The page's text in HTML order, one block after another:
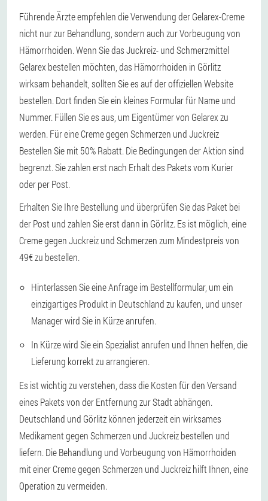
Führende Ärzte empfehlen die Verwendung der Gelarex-Creme
nicht nur zur Behandlung, sondern auch zur Vorbeugung von
Hämorrhoiden. Wenn Sie das Juckreiz- und Schmerzmittel
Gelarex bestellen möchten, das Hämorrhoiden in Görlitz
wirksam behandelt, sollten Sie es auf der offiziellen Website
bestellen. Dort finden Sie ein kleines Formular für Name und
Nummer. Füllen Sie es aus, um Eigentümer von Gelarex zu
werden. Für eine Creme gegen Schmerzen und Juckreiz
Bestellen Sie mit 50% Rabatt. Die Bedingungen der Aktion sind
begrenzt. Sie zahlen erst nach Erhalt des Pakets vom Kurier
oder per Post.
Erhalten Sie Ihre Bestellung und überprüfen Sie das Paket bei
der Post und zahlen Sie erst dann in Görlitz. Es ist möglich, eine
Creme gegen Juckreiz und Schmerzen zum Mindestpreis von
49€ zu bestellen.
Hinterlassen Sie eine Anfrage im Bestellformular, um ein
einzigartiges Produkt in Deutschland zu kaufen, und unser
Manager wird Sie in Kürze anrufen.
In Kürze wird Sie ein Spezialist anrufen und Ihnen helfen, die
Lieferung korrekt zu arrangieren.
Es ist wichtig zu verstehen, dass die Kosten für den Versand
eines Pakets von der Entfernung zur Stadt abhängen.
Deutschland und Görlitz können jederzeit ein wirksames
Medikament gegen Schmerzen und Juckreiz bestellen und
liefern. Die Behandlung und Vorbeugung von Hämorrhoiden
mit einer Creme gegen Schmerzen und Juckreiz hilft Ihnen, eine
Operation zu vermeiden.